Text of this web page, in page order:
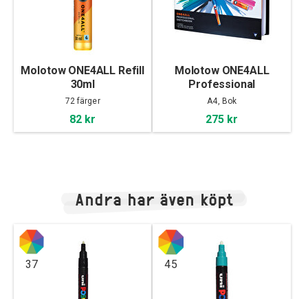
Molotow ONE4ALL Refill
30ml
72 färger
82 kr
Molotow ONE4ALL
Professional
Sketchbook A4
landscape
A4, Bok
275 kr
Andra har även köpt
37 45